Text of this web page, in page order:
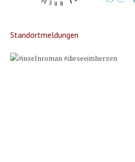
Standortmeldungen